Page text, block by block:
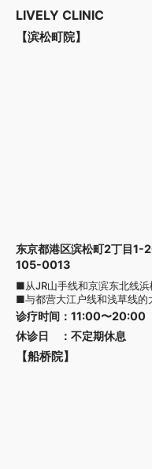
LIVELY CLINIC
【滨松町院】
东京都港区滨松町2丁目1-
105-0013
■从JR山手线和京滨东北线浜
■与都营大江户线和浅草线的
诊疗时间 ： 11:00〜20:00
休诊日
： 不定期休息
【船桥院】